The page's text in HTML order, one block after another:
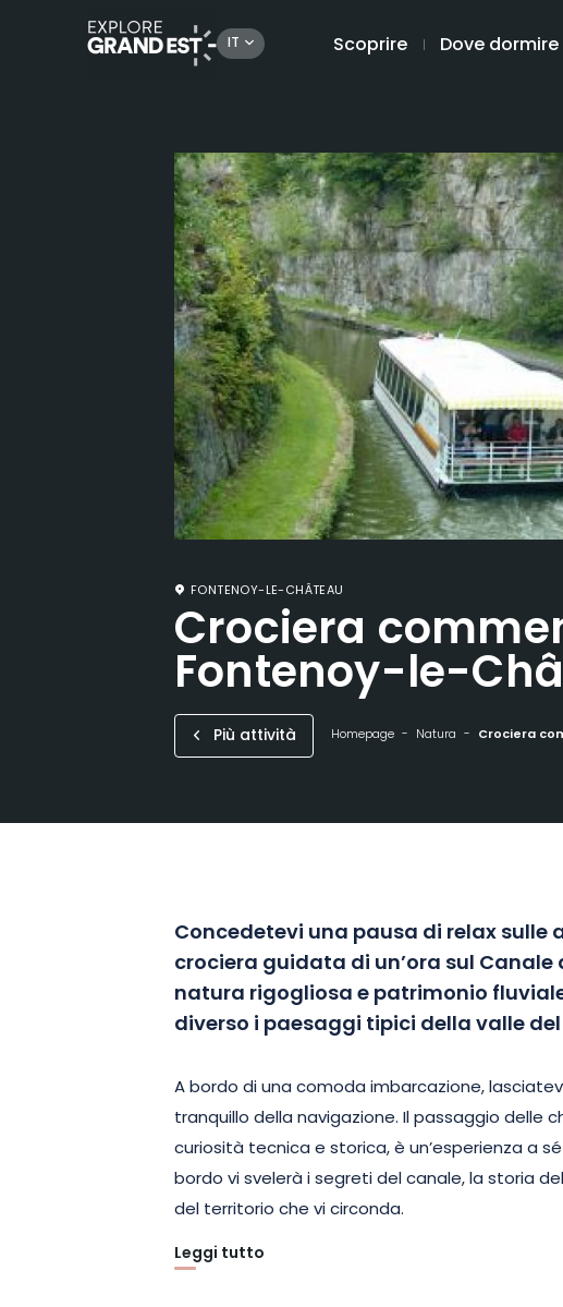
IT Scoprire Dove dormire
FONTENOY-LE-CHÂTEAU
Crociera
Fontenoy-le-
Più attività Homepage Natura Crociera
Concedetevi una pausa di relax sulle
crociera guidata di un’ora sul Canale
natura rigogliosa e patrimonio
diverso i paesaggi tipici della valle
A bordo di una comoda imbarcazione,
tranquillo della navigazione. Il passaggio delle
curiosità tecnica e storica, è un’esperienza a
bordo vi svelerà i segreti del canale, la storia
del territorio che vi circonda.
Ideale per staccare la spina senza sforzo,
Leggi tutto